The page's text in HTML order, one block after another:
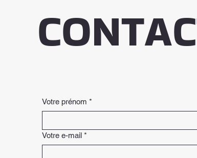
Votre prénom *
Votre e-mail *